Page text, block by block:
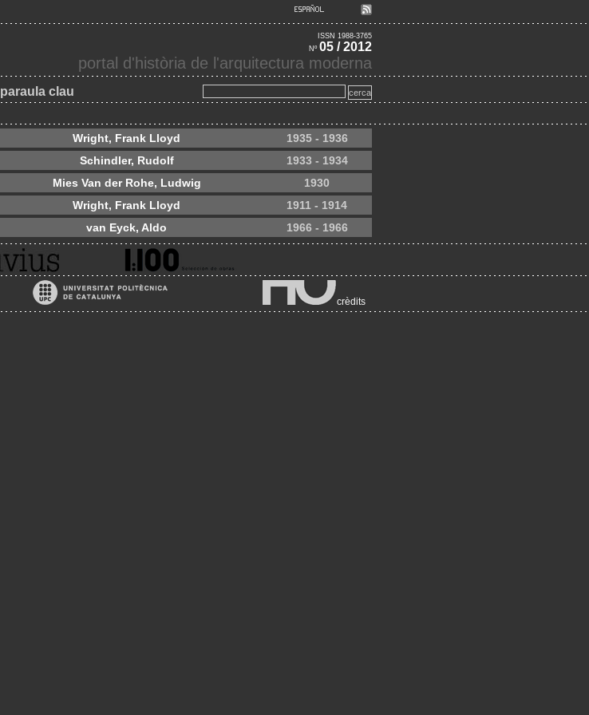
ISSN 1988-3765
Nº 05 / 2012
portal d'història de l'arquitectura moderna
paraula clau
Wright, Frank Lloyd
1935 - 1936
Schindler, Rudolf
1933 - 1934
Mies Van der Rohe, Ludwig
1930
Wright, Frank Lloyd
1911 - 1914
van Eyck, Aldo 1966 - 1966
crèdits